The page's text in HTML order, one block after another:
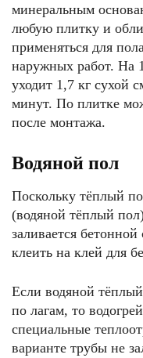
минеральным
любую плитку и
применяться для
наружных работ. На
уходит 1,7 кг сухой
минут. По плитке
после монтажа.
Водяной пол
Поскольку тёплый
(водяной тёплый
заливается
клеить на клей для
Если водяной
по лагам, то
специальные
варианте трубы не